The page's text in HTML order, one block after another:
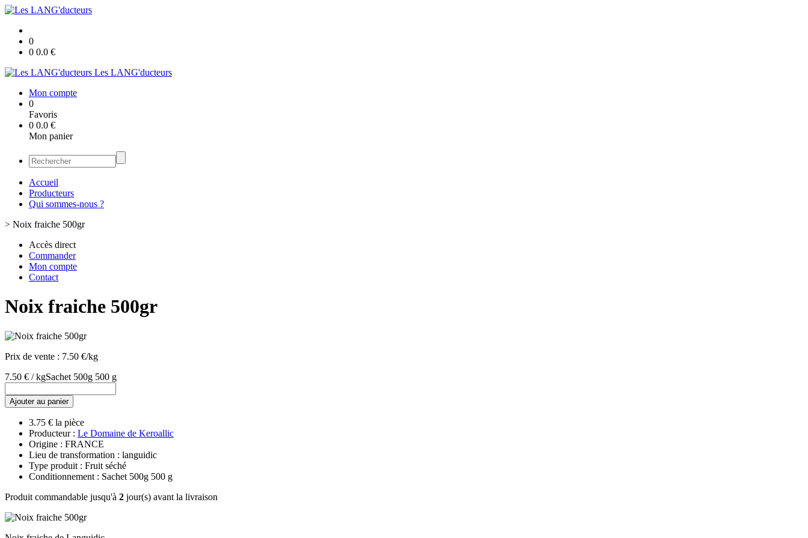
0
0 0.0 €
Les LANG'ducteurs
Mon compte
0
Favoris
0 0.0 €
Mon panier
Accueil
Producteurs
Qui sommes-nous ?
> Noix fraiche 500gr
Accès direct
Commander
Mon compte
Contact
Noix fraiche 500gr
Prix de vente : 7.50 €/kg
7.50 € / kgSachet 500g 500 g
Ajouter au panier
3.75 € la pièce
Producteur : Le Domaine de Keroallic
Origine : FRANCE
Lieu de transformation : languidic
Type produit : Fruit séché
Conditionnement : Sachet 500g 500 g
Produit commandable jusqu'à 2 jour(s) avant la livraison